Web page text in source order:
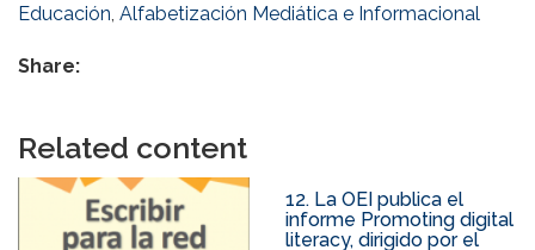
Educación, Alfabetización Mediática e Informacional
Share:
Related content
12. La OEI publica el
informe Promoting digital
literacy, dirigido por el